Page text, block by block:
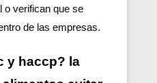
o verifican que se
de las empresas.
y haccp? la